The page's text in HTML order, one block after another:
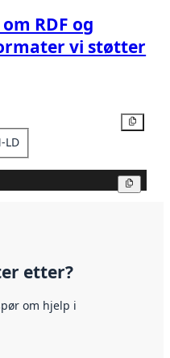
RDF og
vi støtter
LD
etter?
om hjelp i